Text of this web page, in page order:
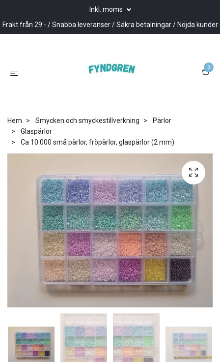
Inkl. moms
Frakt från 29:- / Snabba leveranser / Säkra betalningar / Nöjda kunder
0
Hem Smycken och smyckestillverkning
Pärlor
Glaspärlor
Ca 10.000 små pärlor, fröpärlor, glaspärlor (2 mm)